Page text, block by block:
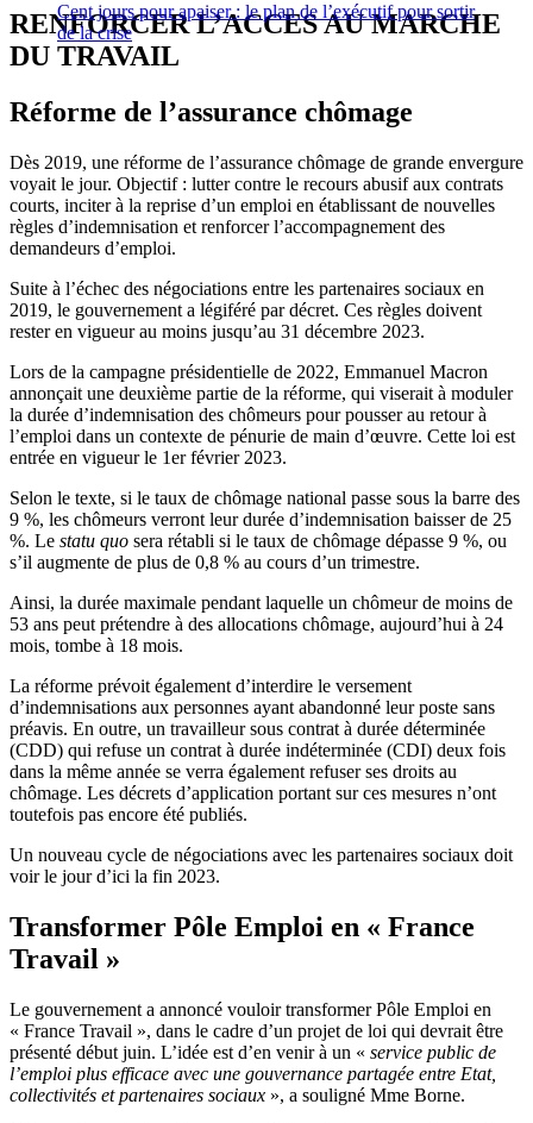
Cent jours pour apaiser : le plan de l’exécutif pour sortir
de la crise
RENFORCER L’ACCES AU MARCHE
DU TRAVAIL
Réforme de l’assurance chômage
Dès 2019, une réforme de l’assurance chômage de grande envergure
voyait le jour. Objectif : lutter contre le recours abusif aux contrats
courts, inciter à la reprise d’un emploi en établissant de nouvelles
règles d’indemnisation et renforcer l’accompagnement des
demandeurs d’emploi.
Suite à l’échec des négociations entre les partenaires sociaux en
2019, le gouvernement a légiféré par décret. Ces règles doivent
rester en vigueur au moins jusqu’au 31 décembre 2023.
Lors de la campagne présidentielle de 2022, Emmanuel Macron
annonçait une deuxième partie de la réforme, qui viserait à moduler
la durée d’indemnisation des chômeurs pour pousser au retour à
l’emploi dans un contexte de pénurie de main d’œuvre. Cette loi est
entrée en vigueur le 1er février 2023.
Selon le texte, si le taux de chômage national passe sous la barre des
9 %, les chômeurs verront leur durée d’indemnisation baisser de 25
%. Le statu quo sera rétabli si le taux de chômage dépasse 9 %, ou
s’il augmente de plus de 0,8 % au cours d’un trimestre.
Ainsi, la durée maximale pendant laquelle un chômeur de moins de
53 ans peut prétendre à des allocations chômage, aujourd’hui à 24
mois, tombe à 18 mois.
La réforme prévoit également d’interdire le versement
d’indemnisations aux personnes ayant abandonné leur poste sans
préavis. En outre, un travailleur sous contrat à durée déterminée
(CDD) qui refuse un contrat à durée indéterminée (CDI) deux fois
dans la même année se verra également refuser ses droits au
chômage. Les décrets d’application portant sur ces mesures n’ont
toutefois pas encore été publiés.
Un nouveau cycle de négociations avec les partenaires sociaux doit
voir le jour d’ici la fin 2023.
Transformer Pôle Emploi en « France
Travail »
Le gouvernement a annoncé vouloir transformer Pôle Emploi en
« France Travail », dans le cadre d’un projet de loi qui devrait être
présenté début juin. L’idée est d’en venir à un « service public de
l’emploi plus efficace avec une gouvernance partagée entre Etat,
collectivités et partenaires sociaux », a souligné Mme Borne.